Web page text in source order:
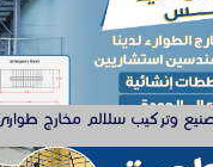
تصنيع مقطوره قلص الشرقية